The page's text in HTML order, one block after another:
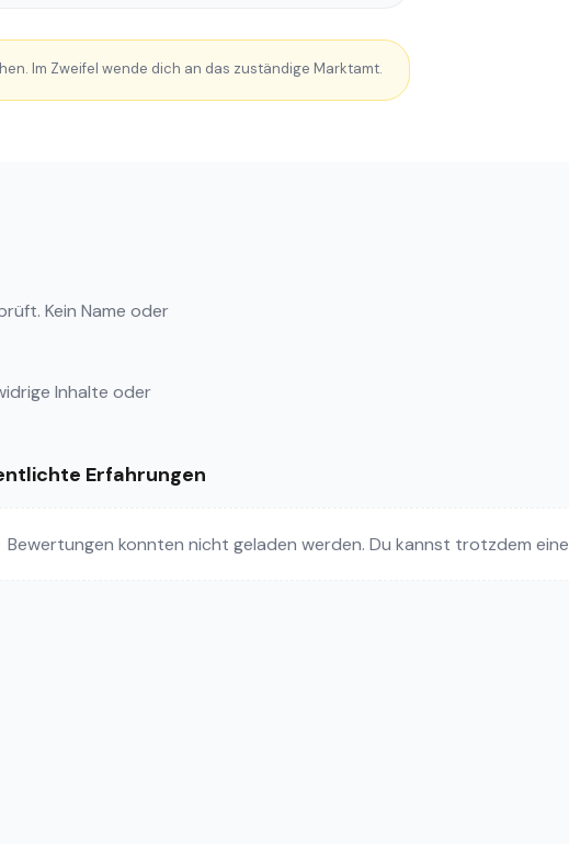
Im Zweifel wende dich an das zuständige Marktamt.
Kein Name oder
Inhalte oder
Erfahrungen
Bewertungen konnten nicht geladen werden. Du kannst trotzdem